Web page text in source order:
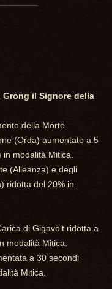
Grong il Signore della
della Morte
(Orda) aumentato a 5
modalità Mitica.
(Alleanza) e degli
ridotta del 20% in
di Gigavolt ridotta a
modalità Mitica.
a 30 secondi
Mitica.